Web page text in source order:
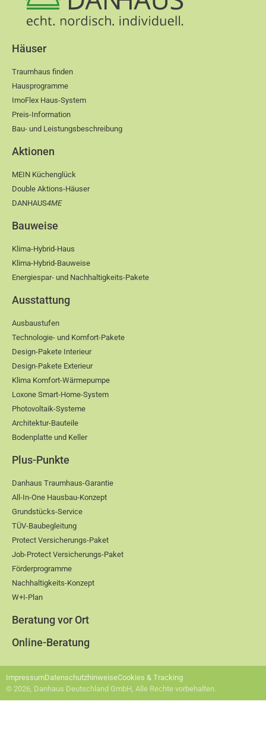
Häuser
Traumhaus finden
Hausprogramme
ImoFlex Haus-System
Preis-Information
Bau- und Leistungsbeschreibung
Aktionen
MEIN Küchenglück
Double Aktions-Häuser
DANHAUS4ME
Bauweise
Klima-Hybrid-Haus
Klima-Hybrid-Bauweise
Energiespar- und Nachhaltigkeits-Pakete
Ausstattung
Ausbaustufen
Technologie- und Komfort-Pakete
Design-Pakete Interieur
Design-Pakete Exterieur
Klima Komfort-Wärmepumpe
Loxone Smart-Home-System
Photovoltaik-Systeme
Architektur-Bauteile
Bodenplatte und Keller
Plus-Punkte
Danhaus Traumhaus-Garantie
All-In-One Hausbau-Konzept
Grundstücks-Service
TÜV-Baubegleitung
Protect Versicherungs-Paket
Job-Protect Versicherungs-Paket
Förderprogramme
Nachhaltigkeits-Konzept
W+I-Plan
Beratung vor Ort
Online-Beratung
ImpressumDatenschutzhinweiseCookies & Tracking
© 2026, Danhaus Deutschland GmbH, Alle Rechte vorbehalten.